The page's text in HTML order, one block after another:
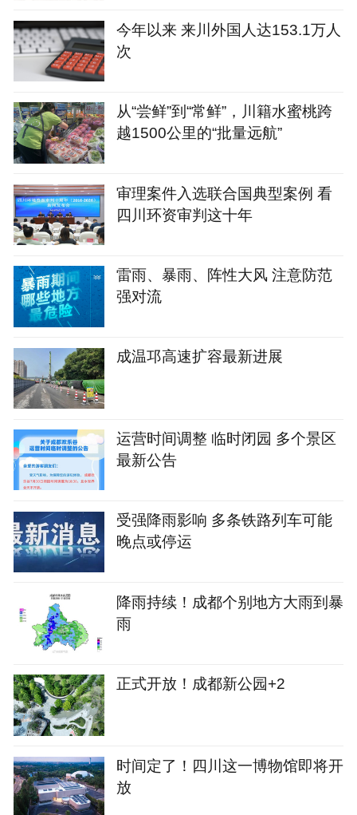
今年以来 来川外国人达153.1万人
次
从“尝鲜”到“常鲜”，川籍水蜜桃跨
越1500公里的“批量远航”
审理案件入选联合国典型案例 看
四川环资审判这十年
雷雨、暴雨、阵性大风 注意防范
强对流
成温邛高速扩容最新进展
运营时间调整 临时闭园 多个景区
最新公告
受强降雨影响 多条铁路列车可能
晚点或停运
降雨持续！成都个别地方大雨到暴
雨
正式开放！成都新公园+2
时间定了！四川这一博物馆即将开
放